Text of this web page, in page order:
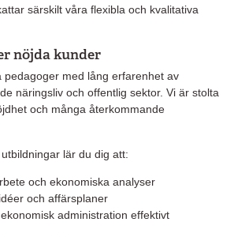
särskilt våra flexibla och kvalitativa
nöjda kunder
pedagoger med lång erfarenhet av
näringsliv och offentlig sektor. Vi är stolta
och många återkommande
lär du dig att:
och ekonomiska analyser
och affärsplaner
administration effektivt